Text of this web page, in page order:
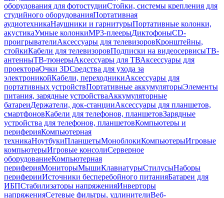
оборудования для фотостудииСтойки, системы крепления для
студийного оборудованияПортативная
аудиотехникаНаушники и гарнитурыПортативные колонки,
акустикаУмные колонкиMP3-плеерыДиктофоныCD-
проигрывателиАксессуары для телевизоровКронштейны,
стойкиКабели для телевизоровПодписки на видеосервисыТВ-
антенныТВ-тюнерыАксессуары для ТВАксессуары для
проектораОчки 3DСредства для ухода за
электроникойКабели, переходникиАксессуары для
портативных устройствПортативные аккумуляторыЭлементы
питания, зарядные устройстваАккумуляторные
батареиДержатели, док-станцииАксессуары для планшетов,
смартфоновКабели для телефонов, планшетовЗарядные
устройства для телефонов, планшетовКомпьютеры и
периферияКомпьютерная
техникаНоутбукиПланшетыМоноблокиКомпьютерыИгровые
компьютерыИгровые консолиСерверное
оборудованиеКомпьютерная
периферияМониторыМышиКлавиатурыСтилусыНаборы
периферииИсточники бесперебойного питанияБатареи для
ИБПСтабилизаторы напряженияИнверторы
напряженияСетевые фильтры, удлинителиВеб-